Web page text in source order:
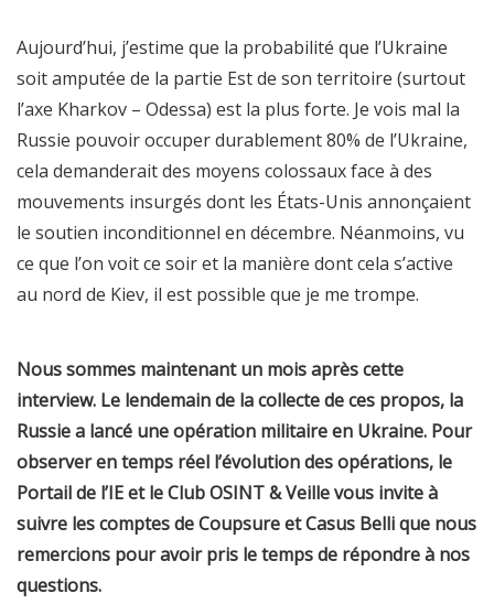
Aujourd’hui, j’estime que la probabilité que l’Ukraine
soit amputée de la partie Est de son territoire (surtout
l’axe Kharkov – Odessa) est la plus forte. Je vois mal la
Russie pouvoir occuper durablement 80% de l’Ukraine,
cela demanderait des moyens colossaux face à des
mouvements insurgés dont les États-Unis annonçaient
le soutien inconditionnel en décembre. Néanmoins, vu
ce que l’on voit ce soir et la manière dont cela s’active
au nord de Kiev, il est possible que je me trompe.
Nous sommes maintenant un mois après cette
interview. Le lendemain de la collecte de ces propos, la
Russie a lancé une opération militaire en Ukraine. Pour
observer en temps réel l’évolution des opérations, le
Portail de l’IE et le Club OSINT & Veille vous invite à
suivre les comptes de Coupsure et Casus Belli que nous
remercions pour avoir pris le temps de répondre à nos
questions.